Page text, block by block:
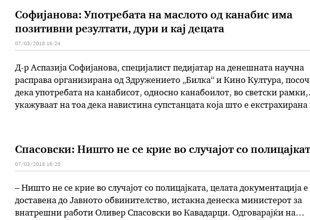
Софијанова: Употребата на маслото од канабис има
позитивни резултати, дури и кај децата
07/03/2018 16:24
Д-р Аспазија Софијанова, специјалист педијатар на денешната научна
расправа организирана од Здружението „Билка“ и Кино Култура,
дека употребата на канабисот, односно канабоилот, во светски рамки,
укажуваат на тоа дека навистина супстанцата која што е екстрахирана
Спасовски: Ништо не се крие во случајот со
07/03/2018 16:20
– Ништо не се крие во случајот со полицајката, целата документација е
доставена до Јавното обвинителство, истакна денеска министерот за
внатрешни работи Оливер Спасовски во Кавадарци. Одговарајќи на